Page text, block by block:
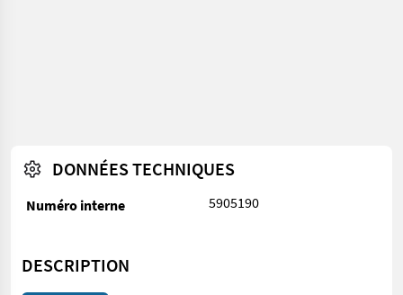
DONNÉES TECHNIQUES
Numéro interne 5905190
DESCRIPTION